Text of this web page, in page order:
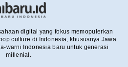
digital yang fokus memopulerkan
culture di Indonesia, khususnya Jawa
warni Indonesia baru untuk generasi
millenial.